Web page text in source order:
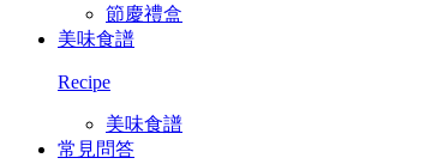
節慶禮盒
美味食譜
Recipe
美味食譜
常見問答